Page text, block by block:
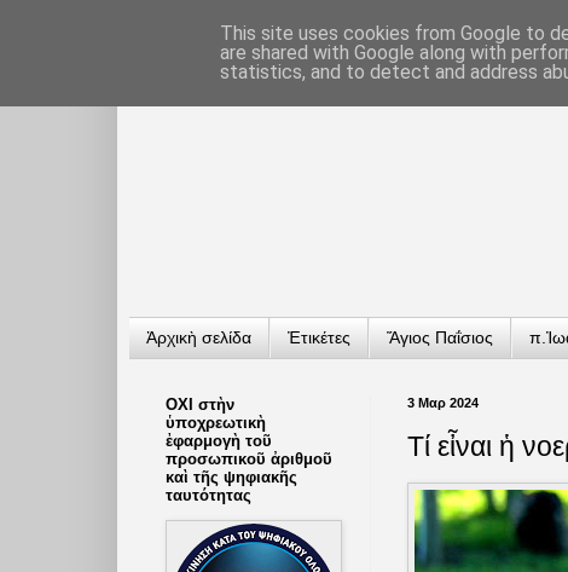
Ἀρχικὴ σελίδα Ἐτικέτες Ἅγιος Παΐσιος
3 Μαρ 2024
Τί εἶναι ἡ
ΟΧΙ στὴν
ὑποχρεωτικὴ
ἐφαρμογὴ τοῦ
προσωπικοῦ ἀριθμοῦ
καὶ τῆς ψηφιακῆς
ταυτότητας
This site uses cookies from Google to
are shared with Google along with
statistics, and to detect and address